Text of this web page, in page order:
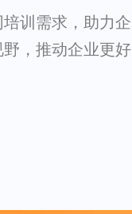
训需求，助力企
，推动企业更好